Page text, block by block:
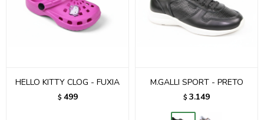
HELLO KITTY CLOG - FUXIA
$ 499
M.GALLI SPORT - PRETO
$ 3.149